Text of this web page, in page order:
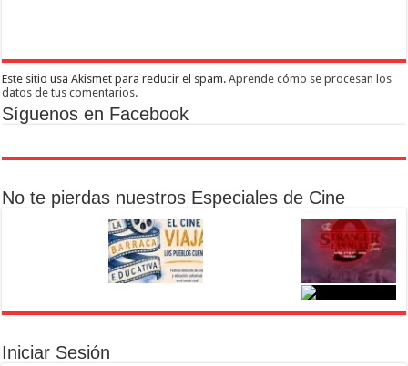
Este sitio usa Akismet para reducir el spam.Aprende cómo se procesan los
datos de tus comentarios.
Síguenos en Facebook
No te pierdas nuestros Especiales de Cine
Iniciar Sesión